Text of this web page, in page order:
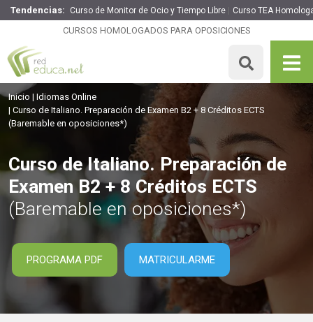
Tendencias: Curso de Monitor de Ocio y Tiempo Libre Curso TEA
CURSOS HOMOLOGADOS PARA OPOSICIONES
Curso de Italiano. Preparación de Examen B2 + 8 Créditos
200 H
Inicio
Idiomas Online
Curso de Italiano. Preparación de Examen B2 + 8 Créditos ECTS
(Baremable en oposiciones*)
Curso de Italiano. Preparación de
Examen B2 + 8 Créditos ECTS
(Baremable en oposiciones*)
PROGRAMA PDF MATRICULARME